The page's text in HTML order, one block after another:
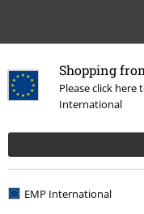
Shopping
Please click
International
EMP International
Naposledy navštívené